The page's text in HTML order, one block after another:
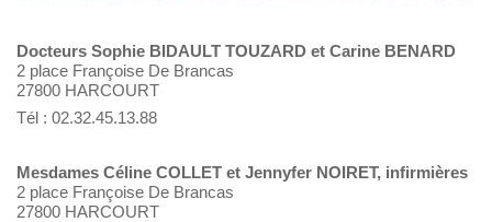
Docteurs Sophie BIDAULT TOUZARD et Carine BENARD
2 place Françoise De Brancas
27800 HARCOURT
Tél : 02.32.45.13.88
Mesdames Céline COLLET et Jennyfer NOIRET, infirmières
2 place Françoise De Brancas
27800 HARCOURT